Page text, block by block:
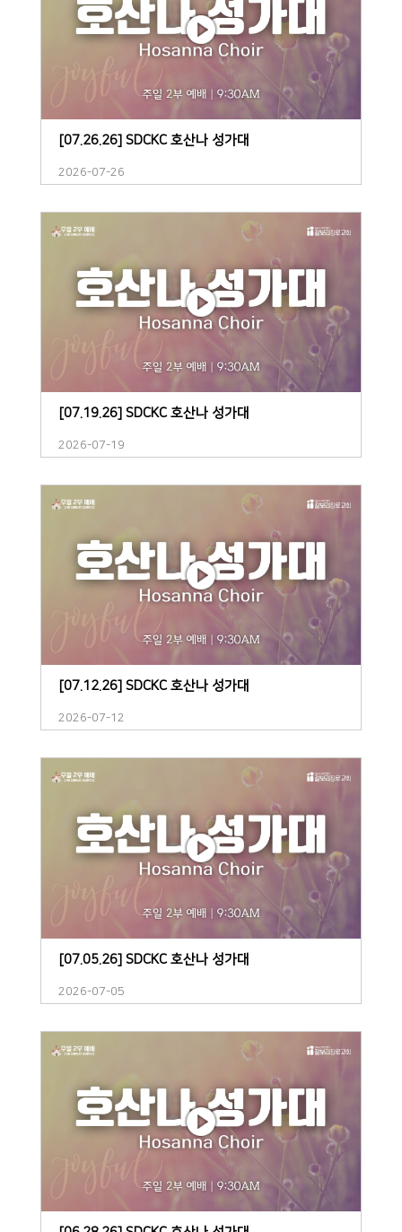
[07.26.26] SDCKC 호산나 성가대
2026-07-26
[07.19.26] SDCKC 호산나 성가대
2026-07-19
[07.12.26] SDCKC 호산나 성가대
2026-07-12
[07.05.26] SDCKC 호산나 성가대
2026-07-05